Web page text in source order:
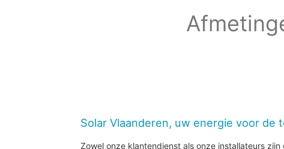
Solar Vlaanderen, uw energie voor de
Zowel onze klantendienst als onze installateurs